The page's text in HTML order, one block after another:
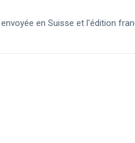
en Suisse et l'édition